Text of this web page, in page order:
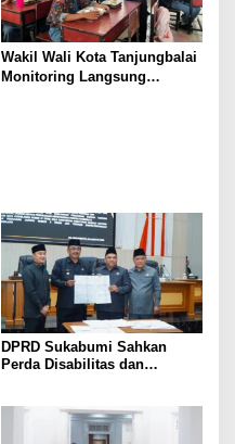
Wakil Wali Kota Tanjungbalai
Monitoring Langsung
DPRD Sukabumi Sahkan
Perda Disabilitas dan